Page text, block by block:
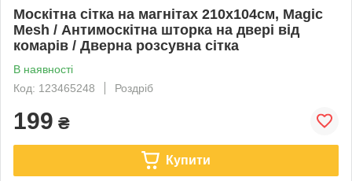
Москітна сітка на магнітах 210х104см, Magic
Mesh / Антимоскітна шторка на двері від
комарів / Дверна розсувна сітка
В наявності
Код: 123465248
Роздріб
199 ₴
Купити